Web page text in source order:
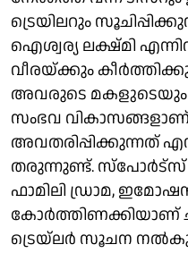
ട്രെയിലറും
ഐശ്വര്യ ലക്ഷ്മി
വീരയ്ക്കും
അവരുടെ മകളുടെയും
സംഭവ വികാസങ്ങളാണ്
അവതരിപ്പിക്കുന്നത്
തരുന്നുണ്ട്.
ഫാമിലി ഡ്രാമ,
കോര്‍ത്തിണക്കിയാണ്
ട്രെയ്ലര്‍ സൂചന